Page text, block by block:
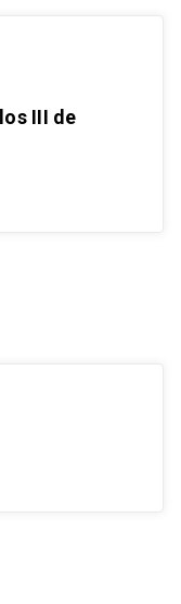
III de